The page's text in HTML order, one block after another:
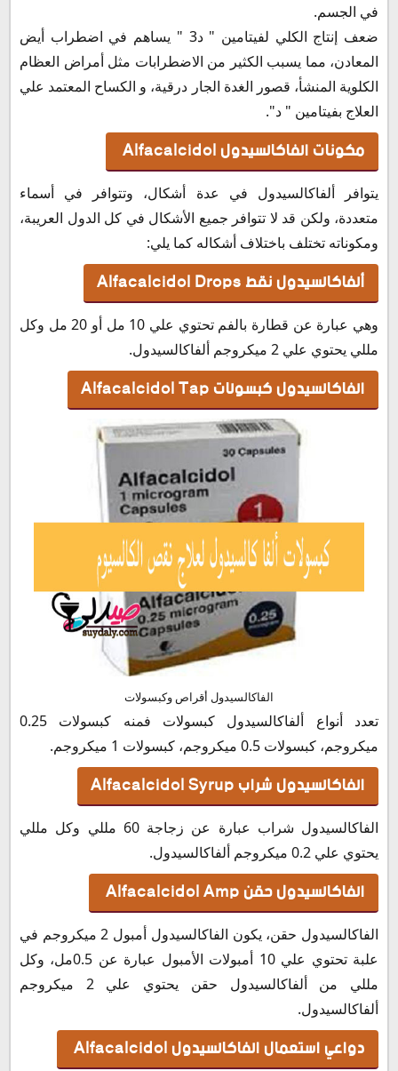
في الجسم.
ضعف إنتاج الكلي لفيتامين " د3 " يساهم في اضطراب أيض
المعادن، مما يسبب الكثير من الاضطرابات مثل أمراض العظام
الكلوية المنشأ، قصور الغدة الجار درقية، و الكساح المعتمد علي
العلاج بفيتامين " د".
مكونات الفاكالسيدولAlfacalcidol
يتوافر ألفاكالسيدول في عدة أشكال، وتتوافر في أسماء
متعددة، ولكن قد لا تتوافر جميع الأشكال في كل الدول العريبة،
ومكوناته تختلف باختلاف أشكاله كما يلي:
ألفاكالسيدول نقط AlfacalcidolDrops
وهي عبارة عن قطارة بالفم تحتوي علي 10 مل أو 20 مل وكل
مللي يحتوي علي 2 ميكروجم ألفاكالسيدول.
الفاكالسيدول كبسولات AlfacalcidolTap
الفاكالسيدول أقراص وكبسولات
تعدد أنواع ألفاكالسيدول كبسولات فمنه كبسولات 0.25
ميكروجم، كبسولات 0.5 ميكروجم، كبسولات 1 ميكروجم.
الفاكالسيدول شراب AlfacalcidolSyrup
الفاكالسيدول شراب عبارة عن زجاجة 60 مللي وكل مللي
يحتوي علي 0.2 ميكروجم ألفاكالسيدول.
الفاكالسيدول حقنAlfacalcidol Amp
الفاكالسيدول حقن، يكون الفاكالسيدول أمبول 2 ميكروجم في
علبة تحتوي علي 10 أمبولات الأمبول عبارة عن 0.5مل، وكل
مللي من ألفاكالسيدول حقن يحتوي علي 2 ميكروجم
ألفاكالسيدول.
دواعي استعمال الفاكالسيدولAlfacalcidol